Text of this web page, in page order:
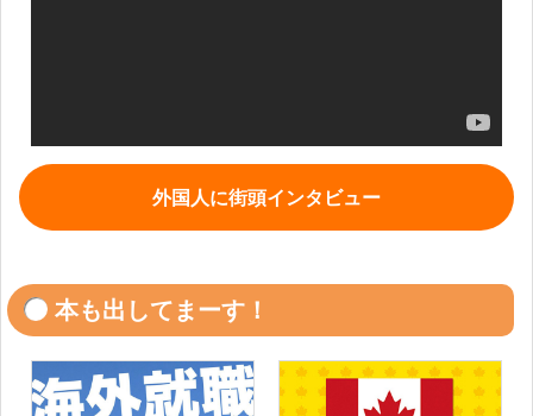
外国人に街頭インタビュー
本も出してまーす！